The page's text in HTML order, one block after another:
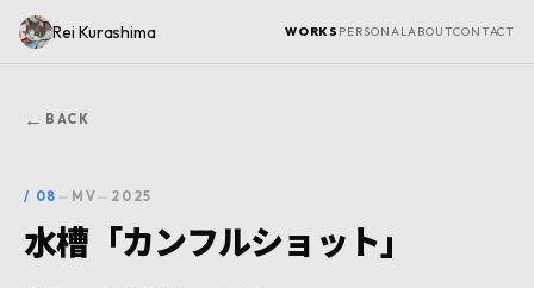
Rei Kurashima WORKS PERSONALABOUTCONTACT
← BACK
/ 08 — MV— 2025
水槽「カンフルショット」